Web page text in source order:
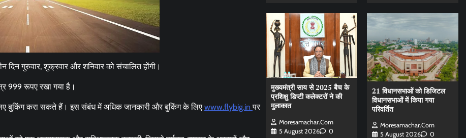
गुरुवार, शुक्रवार और शनिवार को संचालित होंगी।
999 रूपए रखा गया है।
बुकिंग करा सकते हैं। इस संबंध में अधिक जानकारी और बुकिंग के लिए www.flybig.inपर
मुख्यमंत्री साय से 2025 बैच के
प्रशिक्षु डिप्टी कलेक्टरों ने की
मुलाकात
Moresamachar.com
5 August 2026
0
21 विधानसभाओं को डिजिटल
विधानसभाओं में किया गया
परिवर्तित
Moresamachar.com
5 August 2026
0